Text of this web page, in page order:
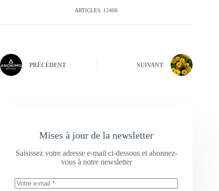
ARTICLES: 12406
PRÉCÉDENT SUIVANT
Mises à jour de la newsletter
Saisissez votre adresse e-mail ci-dessous et abonnez-
vous à notre newsletter